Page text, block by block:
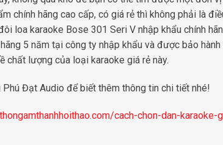
chính hãng cao cấp, có giá rẻ thì không phải là
loa karaoke Bose 301 Seri V nhập khẩu chính
5 năm tại công ty nhập khẩu và được bảo
chất lượng của loại karaoke giá rẻ này.
Phú Đạt Audio để biết thêm thông tin chi tiết nhé!
cach-chon-dan-karaoke-